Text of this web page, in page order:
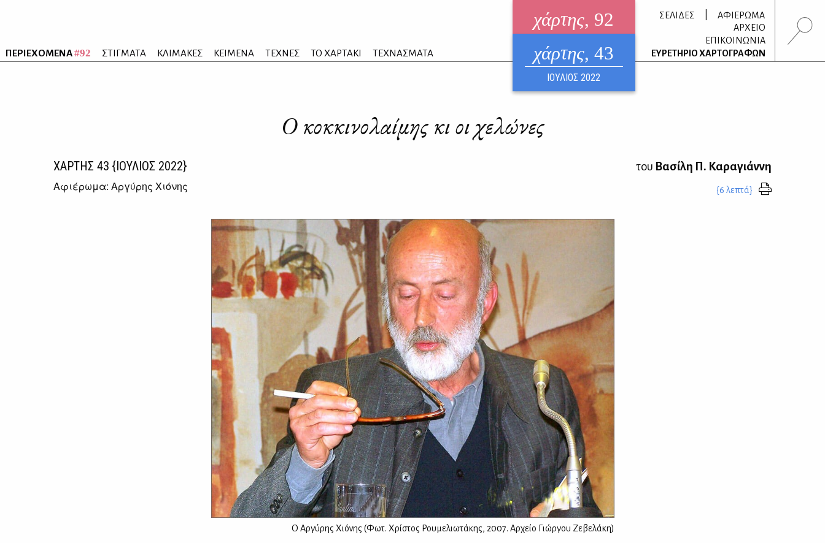
ΠΕΡΙΕΧΟΜΕΝΑ#92 ΣΤΙΓΜΑΤΑ ΚΛΙΜΑΚΕΣ ΚΕΙΜΕΝΑ ΤΕΧΝΕΣ ΤΟ ΧΑΡΤΑΚΙ ΤΕΧΝΑΣΜΑΤΑ
χάρτης, 92
ηλεκτρονικό περιοδικό
ΑΥΓΟΥΣΤΟΣ 2026
χάρτης, 43
ΙΟΥΛΙΟΣ 2022
ΣΕΛΙΔΕΣ
ΑΦΙΕΡΩΜΑ
ΑΡΧΕΙΟ
ΕΠΙΚΟΙΝΩΝΙΑ
ΕΥΡΕΤΗΡΙΟ ΧΑΡΤΟΓΡΑΦΩΝ
Ο κοκκινολαίμης κι οι χελώνες
ΧΑΡΤΗΣ 43 {ΙΟΥΛΙΟΣ 2022}
Αφιέρωμα: Αργύρης Χιόνης
του Βασίλη Π. Καραγιάννη
{6 λεπτά}
O Aργύρης Χιόνης (Φωτ. Χρίστος Ρουμελιωτάκης, 2007. Αρχείο Γιώργου Ζεβελάκη)